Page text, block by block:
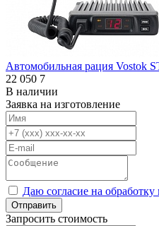
Автомобильная рация Vostok
22 050 7
В наличии
Заявка на изготовление
Даю согласие на
Отправить
Запросить стоимость